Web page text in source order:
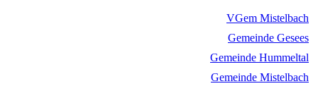
VGem Mistelbach
Gemeinde Gesees
Gemeinde Hummeltal
Gemeinde Mistelbach